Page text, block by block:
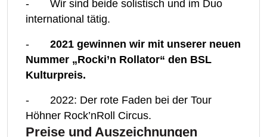
- Wir sind beide solistisch und im Duo
international tätig.
- 2021 gewinnen wir mit unserer neuen
Nummer „Rocki’n Rollator“ den BSL
Kulturpreis.
- 2022: Der rote Faden bei der Tour
Höhner Rock’nRoll Circus.
Preise und Auszeichnungen